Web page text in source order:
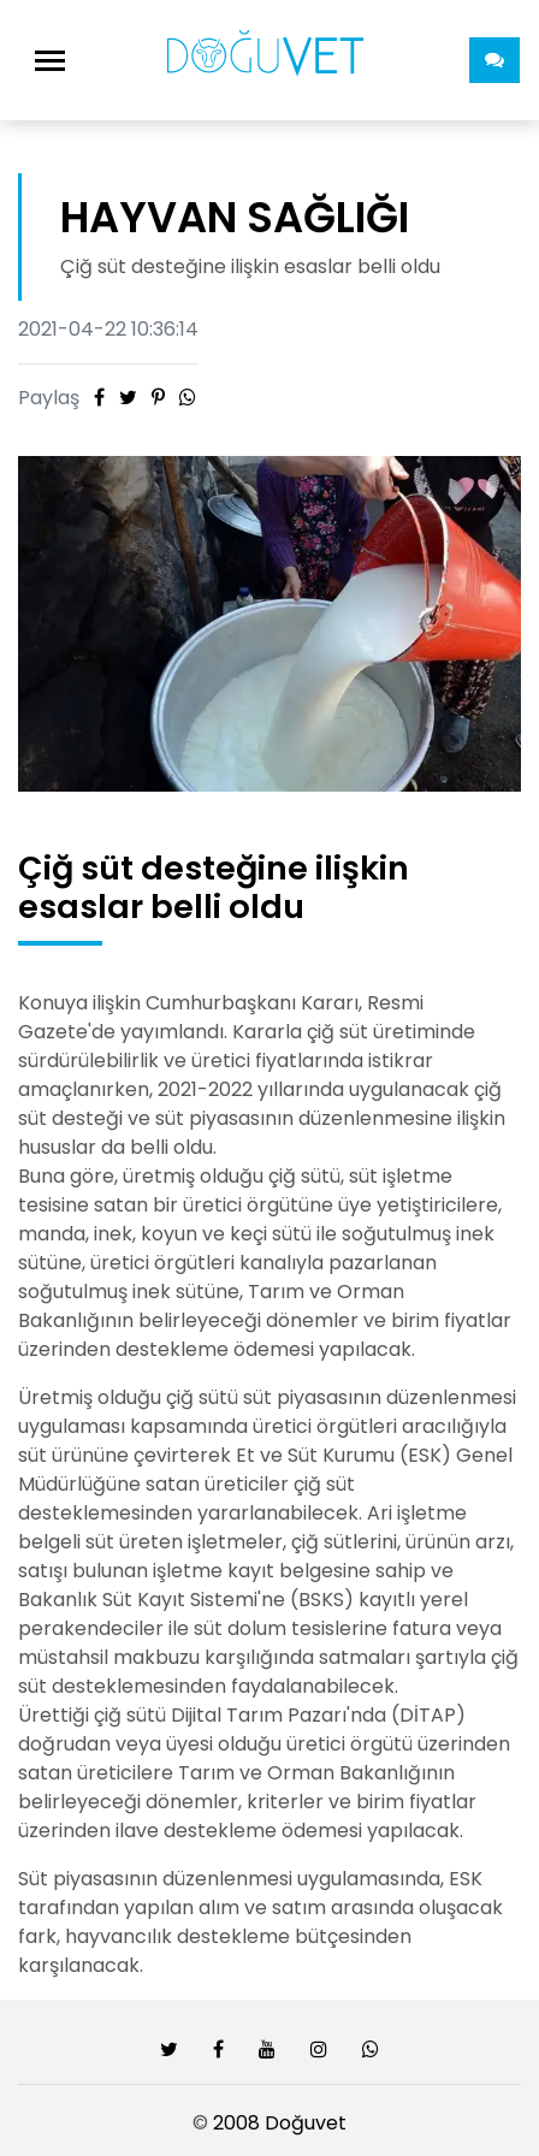
HAYVAN SAĞLIĞI
Çiğ süt desteğine ilişkin esaslar belli oldu
2021-04-22 10:36:14
Paylaş
Çiğ süt desteğine ilişkin
esaslar belli oldu
Konuya ilişkin Cumhurbaşkanı Kararı, Resmi
Gazete'de yayımlandı. Kararla çiğ süt üretiminde
sürdürülebilirlik ve üretici fiyatlarında istikrar
amaçlanırken, 2021-2022 yıllarında uygulanacak çiğ
süt desteği ve süt piyasasının düzenlenmesine ilişkin
hususlar da belli oldu.
Buna göre, üretmiş olduğu çiğ sütü, süt işletme
tesisine satan bir üretici örgütüne üye yetiştiricilere,
manda, inek, koyun ve keçi sütü ile soğutulmuş inek
sütüne, üretici örgütleri kanalıyla pazarlanan
soğutulmuş inek sütüne, Tarım ve Orman
Bakanlığının belirleyeceği dönemler ve birim fiyatlar
üzerinden destekleme ödemesi yapılacak.
Üretmiş olduğu çiğ sütü süt piyasasının düzenlenmesi
uygulaması kapsamında üretici örgütleri aracılığıyla
süt ürününe çevirterek Et ve Süt Kurumu (ESK) Genel
Müdürlüğüne satan üreticiler çiğ süt
desteklemesinden yararlanabilecek. Ari işletme
belgeli süt üreten işletmeler, çiğ sütlerini, ürünün arzı,
satışı bulunan işletme kayıt belgesine sahip ve
Bakanlık Süt Kayıt Sistemi'ne (BSKS) kayıtlı yerel
perakendeciler ile süt dolum tesislerine fatura veya
müstahsil makbuzu karşılığında satmaları şartıyla çiğ
süt desteklemesinden faydalanabilecek.
Ürettiği çiğ sütü Dijital Tarım Pazarı'nda (DİTAP)
doğrudan veya üyesi olduğu üretici örgütü üzerinden
satan üreticilere Tarım ve Orman Bakanlığının
belirleyeceği dönemler, kriterler ve birim fiyatlar
üzerinden ilave destekleme ödemesi yapılacak.
Süt piyasasının düzenlenmesi uygulamasında, ESK
tarafından yapılan alım ve satım arasında oluşacak
fark, hayvancılık destekleme bütçesinden
karşılanacak.
© 2008 Doğuvet